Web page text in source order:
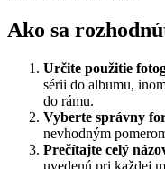
Ako sa
Určite použitie
sérii do albumu,
do rámu.
Vyberte správny
nevhodným
Prečítajte celý
uvedenú pri každej